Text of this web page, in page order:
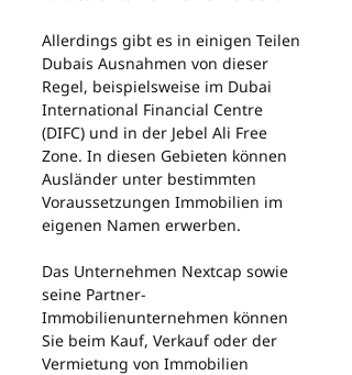
Allerdings gibt es in einigen Teilen
Dubais Ausnahmen von dieser
Regel, beispielsweise im Dubai
International Financial Centre
(DIFC) und in der Jebel Ali Free
Zone. In diesen Gebieten können
Ausländer unter bestimmten
Voraussetzungen Immobilien im
eigenen Namen erwerben.
Das Unternehmen Nextcap sowie
seine Partner-
Immobilienunternehmen können
Sie beim Kauf, Verkauf oder der
Vermietung von Immobilien